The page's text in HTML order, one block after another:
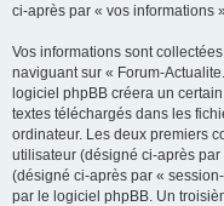
ci-après par « vos informations
Vos informations sont
naviguant sur « Forum-
logiciel phpBB créera un
textes téléchargés dans les
ordinateur. Les deux premiers
utilisateur (désigné ci-après
(désigné ci-après par «
par le logiciel phpBB. Un